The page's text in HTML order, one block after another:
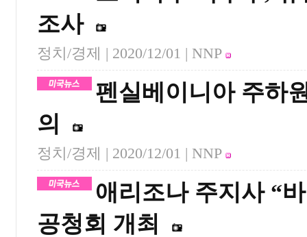
조사
정치/경제 | 2020/12/01 | NNP
펜실베이니아 주하
의
정치/경제 | 2020/12/01 | NNP
애리조나 주지사 “
공청회 개최